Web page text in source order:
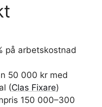
på arbetskostnad
50 000 kr med
(Clas Fixare)
150 000–300